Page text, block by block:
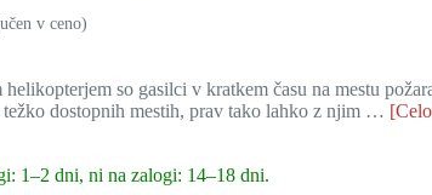
v ceno)
helikopterjem so gasilci v kratkem času na mestu
težko dostopnih mestih, prav tako lahko z njim …
1–2 dni, ni na zalogi: 14–18 dni.